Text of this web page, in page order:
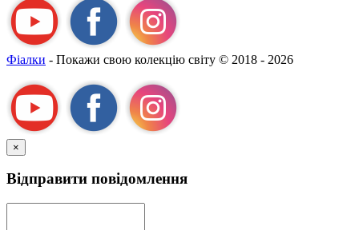
Фіалки - Покажи свою колекцію світу © 2018 - 2026
×
Відправити повідомлення